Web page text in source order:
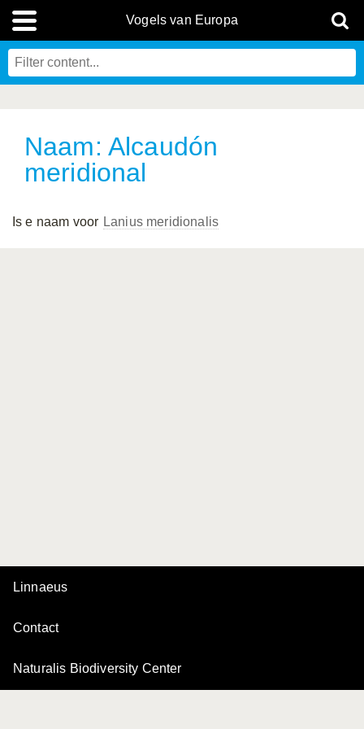
Vogels van Europa
Naam: Alcaudón
meridional
Is e naam voor Lanius meridionalis
Linnaeus
Contact
Naturalis Biodiversity Center